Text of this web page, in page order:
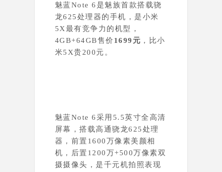
魅蓝Note 6是魅族首款搭载骁
龙625处理器的手机，是小米
5X最有竞争力的机型，
4GB+64GB售价 1699元 ，比小
米5X贵200元。
魅蓝Note 6采用5.5英寸全高清
屏幕，搭载高通骁龙625处理
器，前置1600万像素美颜相
机，后置1200万+500万像素双
摄摄像头，是千元机拍照表现